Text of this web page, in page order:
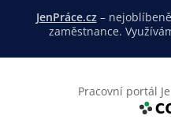
JenPráce.cz –
zaměstnance.
Pracovní portál